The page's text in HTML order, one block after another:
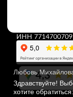
БорисХоф
ИНН 7714700709
4,3
Любовь
Здравствуйте!
хотите обратиться: